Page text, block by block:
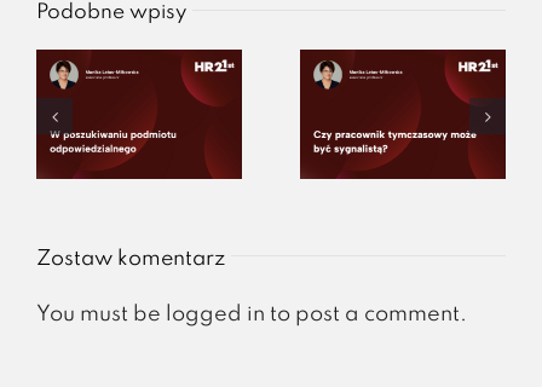
Podobne wpisy
Zostaw komentarz
You must be logged in to post a comment.